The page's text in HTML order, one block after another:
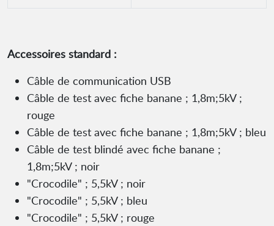
Accessoires standard :
Câble de communication USB
Câble de test avec fiche banane ; 1,8m;5kV ;
rouge
Câble de test avec fiche banane ; 1,8m;5kV ; bleu
Câble de test blindé avec fiche banane ;
1,8m;5kV ; noir
"Crocodile" ; 5,5kV ; noir
"Crocodile" ; 5,5kV ; bleu
"Crocodile" ; 5,5kV ; rouge